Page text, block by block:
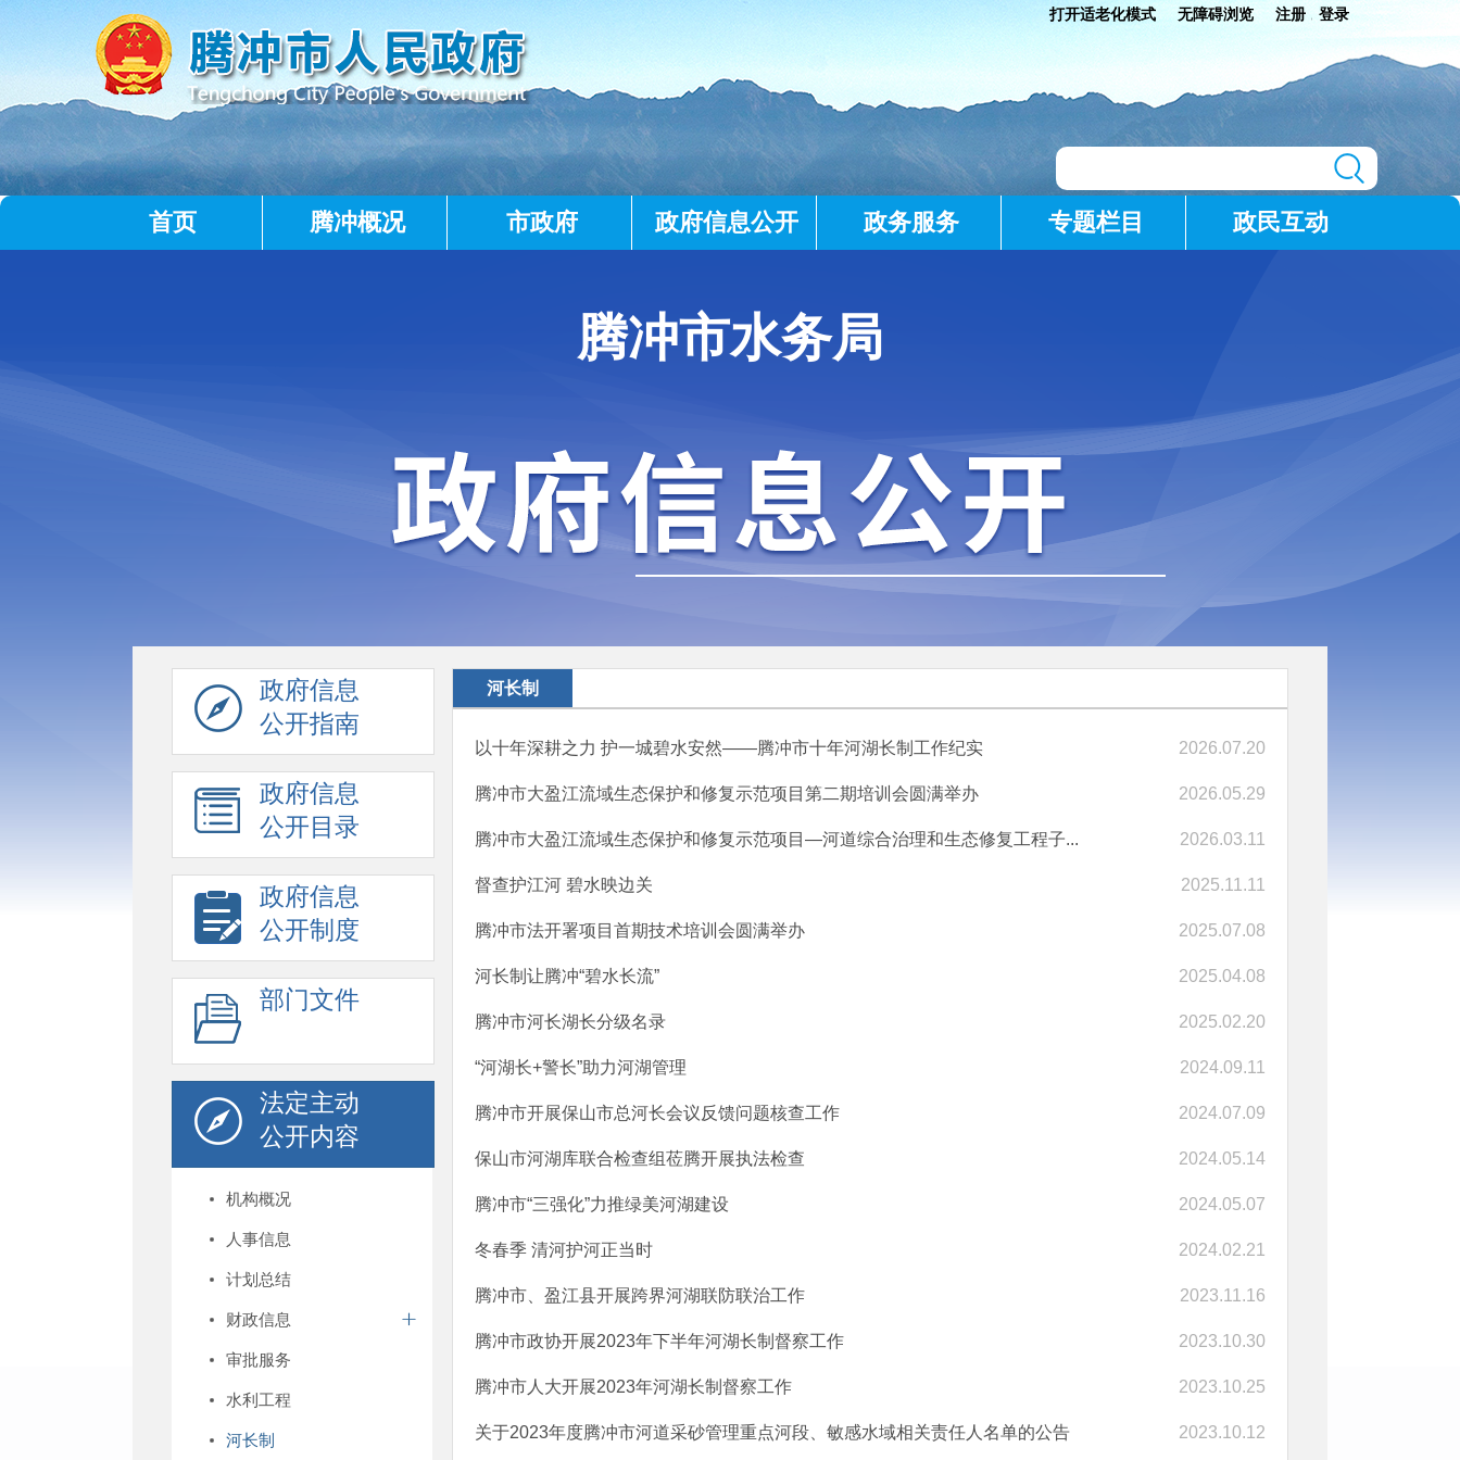
打开适老化模式 无障碍浏览 注册 登录
首页 腾冲概况 市政府 政府信息公开 政务服务 专题栏目 政民互动
腾冲市水务局
政府信息
公开指南
政府信息
公开目录
政府信息
公开制度
部门文件
法定主动
公开内容
机构概况
人事信息
计划总结
财政信息
审批服务
水利工程
河长制
河长制
以十年深耕之力 护一城碧水安然——腾冲市十年河湖长制工作纪实 2026.07.20
腾冲市大盈江流域生态保护和修复示范项目第二期培训会圆满举办 2026.05.29
腾冲市大盈江流域生态保护和修复示范项目—河道综合治理和生态修复工程子... 2026.03.11
督查护江河 碧水映边关 2025.11.11
腾冲市法开署项目首期技术培训会圆满举办 2025.07.08
河长制让腾冲“碧水长流” 2025.04.08
腾冲市河长湖长分级名录 2025.02.20
“河湖长+警长”助力河湖管理 2024.09.11
腾冲市开展保山市总河长会议反馈问题​核查工作 2024.07.09
保山市河湖库联合检查组莅腾开展执法检查 2024.05.14
腾冲市“三强化”力推绿美河湖建设 2024.05.07
冬春季 清河护河正当时 2024.02.21
腾冲市、盈江县开展跨界河湖联防联治工作 2023.11.16
腾冲市政协开展2023年下半年河湖长制督察工作 2023.10.30
腾冲市人大开展2023年河湖长制督察工作 2023.10.25
关于2023年度腾冲市河道采砂管理重点河段、敏感水域相关责任人名单的公告 2023.10.12